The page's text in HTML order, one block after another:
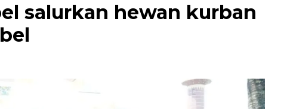
salurkan hewan kurban